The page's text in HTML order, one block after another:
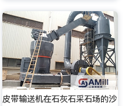
皮带输送机在石灰石采石场的沙